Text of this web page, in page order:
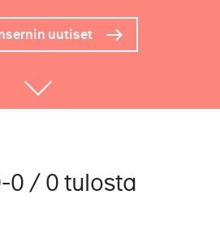
uutiset
0 / 0 tulosta